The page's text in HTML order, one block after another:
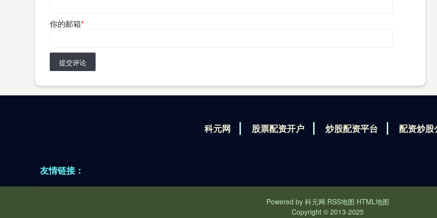
你的邮箱*
提交评论
科元网 股票配资开户 炒股配资平台 配资炒股
友情链接：
Powered by 科元网 RSS地图 HTML地图
Copyright © 2013-2025